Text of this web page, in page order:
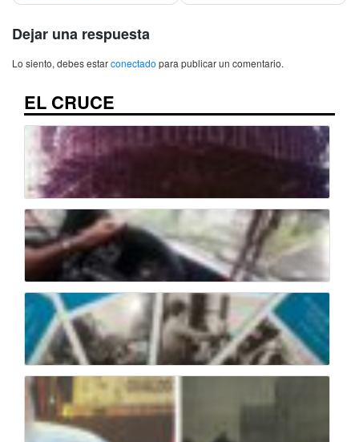
Dejar una respuesta
Lo siento, debes estarconectado para publicar un comentario.
EL CRUCE